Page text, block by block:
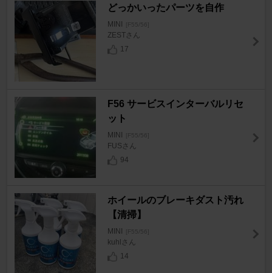
どっかいったパーツを自作
MINI [F55/56]
ZESTさん
17
F56 サービスインターバルリセ
ット
MINI [F55/56]
FUSさん
94
ホイールのブレーキダスト汚れ
【清掃】
MINI [F55/56]
kuhlさん
14